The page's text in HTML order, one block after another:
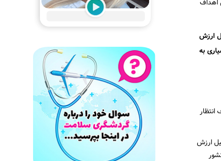
اهداف
ارزش
به
ارزش